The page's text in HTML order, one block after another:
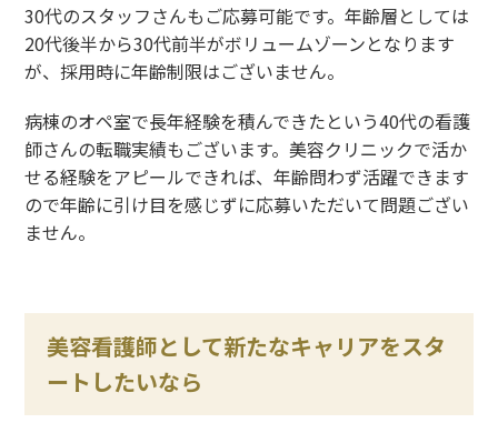
30代のスタッフさんもご応募可能です。年齢層としては
20代後半から30代前半がボリュームゾーンとなります
が、採用時に年齢制限はございません。
病棟のオペ室で長年経験を積んできたという40代の看護
師さんの転職実績もございます。美容クリニックで活か
せる経験をアピールできれば、年齢問わず活躍できます
ので年齢に引け目を感じずに応募いただいて問題ござい
ません。
美容看護師として新たなキャリアをスタ
ートしたいなら